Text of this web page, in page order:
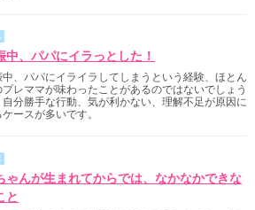
中、パパにイラっとした！
中、パパにイライラしてしまうという経験、ほとん
プレママが味わったことがあるのではないでしょう
自分勝手な行動、気が利かない、理解不足が原因に
ケースが多いです。
ゃんが生まれてからでは、なかなかできな
と